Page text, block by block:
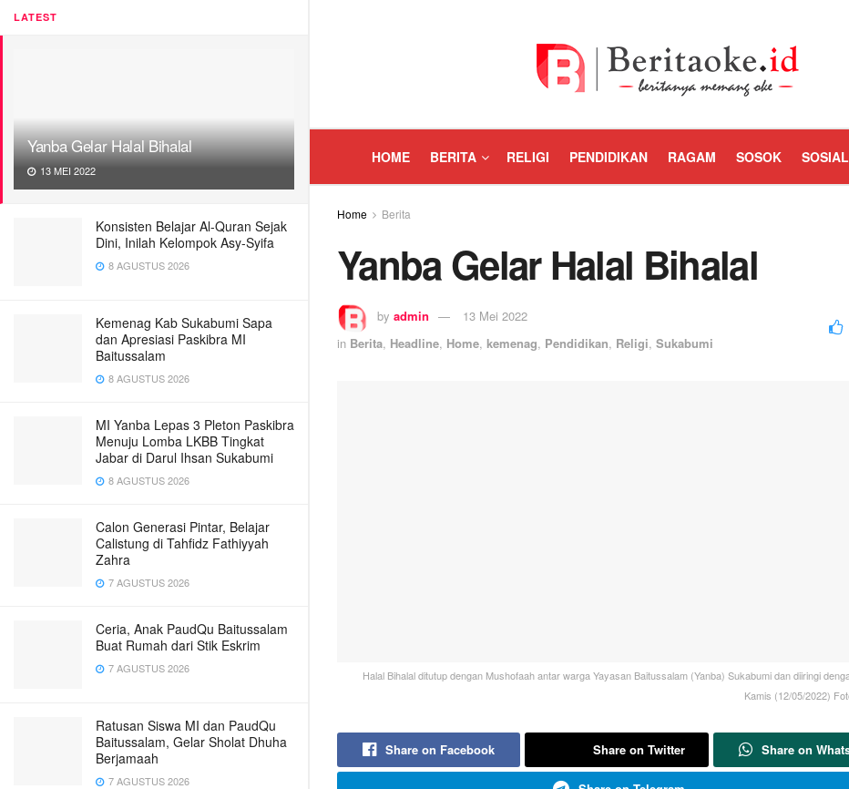
LATEST
Yanba Gelar Halal Bihalal
13 MEI 2022
Konsisten Belajar Al-Quran Sejak
Dini, Inilah Kelompok Asy-Syifa
8 AGUSTUS 2026
Kemenag Kab Sukabumi Sapa
dan Apresiasi Paskibra MI
Baitussalam
8 AGUSTUS 2026
MI Yanba Lepas 3 Pleton Paskibra
Menuju Lomba LKBB Tingkat
Jabar di Darul Ihsan Sukabumi
8 AGUSTUS 2026
Calon Generasi Pintar, Belajar
Calistung di Tahfidz Fathiyyah
Zahra
7 AGUSTUS 2026
Ceria, Anak PaudQu Baitussalam
Buat Rumah dari Stik Eskrim
7 AGUSTUS 2026
Ratusan Siswa MI dan PaudQu
Baitussalam, Gelar Sholat Dhuha
Berjamaah
7 AGUSTUS 2026
HOME BERITA RELIGI PENDIDIKAN RAGAM SOSOK SOSIAL
Home Berita
Yanba Gelar Halal Bihalal
by admin
13 Mei 2022
in Berita, Headline, Home, kemenag, Pendidikan, Religi, Sukabumi
Halal Bihalal ditutup dengan Mushofaah antar warga Yayasan Baitussalam (Yanba) Sukabumi dan diiringi
Kamis (12/05/2022)
Share on Facebook Share on Twitter Share on